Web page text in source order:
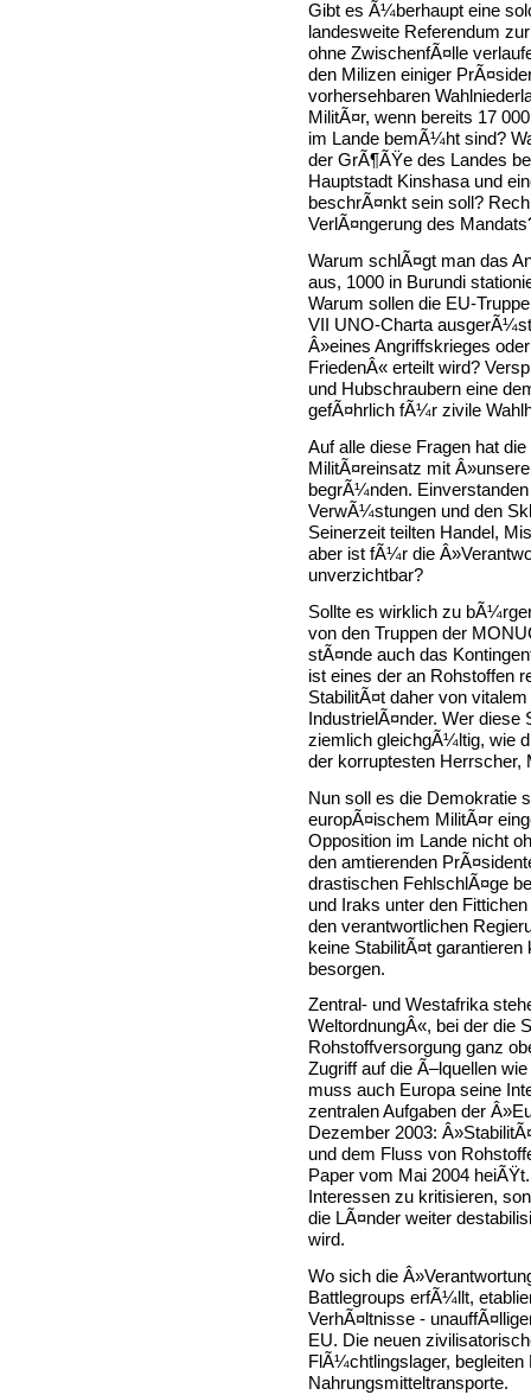
Gibt es Ã¼berhaupt eine
landesweite Referendum
ohne ZwischenfÃ¤lle
den Milizen einiger
vorhersehbaren
MilitÃ¤r, wenn bereits 17
im Lande bemÃ¼ht sind?
der GrÃ¶ÃŸe des Landes
Hauptstadt Kinshasa und
beschrÃ¤nkt sein soll?
VerlÃ¤ngerung des
Warum schlÃ¤gt man das
aus, 1000 in Burundi
Warum sollen die EU-
VII UNO-Charta
Â»eines Angriffskrieges
FriedenÂ« erteilt wird?
und Hubschraubern eine
gefÃ¤hrlich fÃ¼r zivile
Auf alle diese Fragen hat
MilitÃ¤reinsatz mit
begrÃ¼nden.
VerwÃ¼stungen und den
Seinerzeit teilten Handel,
aber ist fÃ¼r die
unverzichtbar?
Sollte es wirklich zu
von den Truppen der
stÃ¤nde auch das
ist eines der an Rohstoffen
StabilitÃ¤t daher von
IndustrielÃ¤nder. Wer
ziemlich gleichgÃ¼ltig, wie
der korruptesten Herrscher,
Nun soll es die Demokratie
europÃ¤ischem MilitÃ¤r
Opposition im Lande nicht
den amtierenden
drastischen FehlschlÃ¤ge
und Iraks unter den
den verantwortlichen
keine StabilitÃ¤t
besorgen.
Zentral- und Westafrika
WeltordnungÂ«, bei der die
Rohstoffversorgung ganz
Zugriff auf die Ã–lquellen
muss auch Europa seine
zentralen Aufgaben der
Dezember 2003:
und dem Fluss von
Paper vom Mai 2004
Interessen zu kritisieren,
die LÃ¤nder weiter
wird.
Wo sich die
Battlegroups erfÃ¼llt,
VerhÃ¤ltnisse -
EU. Die neuen
FlÃ¼chtlingslager,
Nahrungsmitteltransporte.